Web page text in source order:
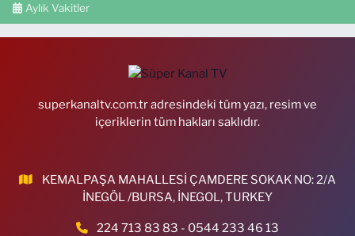
Aylık Vakitler
superkanaltv.com.tr adresindeki tüm yazı, resim ve
içeriklerin tüm hakları saklıdır.
KEMALPAŞA MAHALLESİ ÇAMDERE SOKAK NO: 2/A
İNEGÖL /BURSA, İNEGOL, TURKEY
224 713 83 83 - 0544 233 46 13